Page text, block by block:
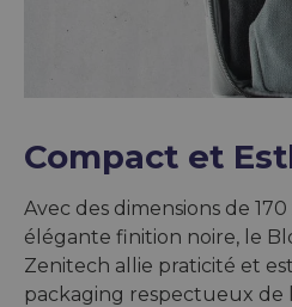
Compact et
Avec des dimensions de
élégante finition noire, le
Zenitech allie praticité et
packaging respectueux de